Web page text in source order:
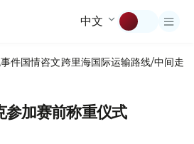
中文
事件国情咨文跨里海国际运输路线/中间走廊
参加赛前称重仪式